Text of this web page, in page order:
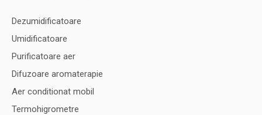
Dezumidificatoare
Umidificatoare
Purificatoare aer
Difuzoare aromaterapie
Aer conditionat mobil
Termohigrometre